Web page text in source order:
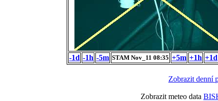
-1d -1h -5m STAM Nov_11 08:35 +5m +1h +1d
Zobrazit denní
Zobrazit meteo data